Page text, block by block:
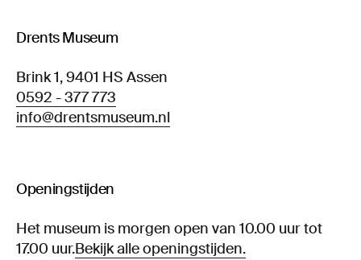
Drents Museum
Brink 1, 9401 HS Assen
0592 - 377 773
info@drentsmuseum.nl
Openingstijden
Het museum is morgen open van 10.00 uur tot
17.00 uur.Bekijk alle openingstijden.